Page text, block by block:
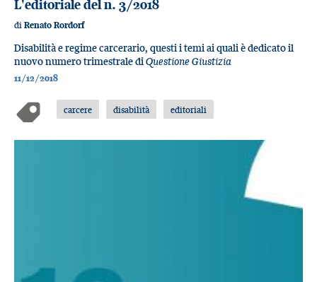
L'editoriale del n. 3/2018
di Renato Rordorf
Disabilità e regime carcerario, questi i temi ai quali è dedicato il
nuovo numero trimestrale diQuestione Giustizia
11/12/2018
carcere disabilità editoriali